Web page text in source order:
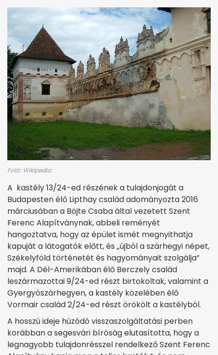
Fotó: Wikipedia
A kastély 13/24-ed részének a tulajdonjogát a
Budapesten élő Lipthay család adományozta 2016
márciusában a Böjte Csaba által vezetett Szent
Ferenc Alapítványnak, abbeli reményét
hangoztatva, hogy az épület ismét megnyithatja
kapuját a látogatók előtt, és „újból a szárhegyi népet,
Székelyföld történetét és hagyományait szolgálja”
majd. A Dél-Amerikában élő Berczely család
leszármazottai 9/24-ed részt birtokoltak, valamint a
Gyergyószárhegyen, a kastély közelében élő
Vormair család 2/24-ed részt örökölt a kastélyból.
A hosszú ideje húzódó visszaszolgáltatási perben
korábban a segesvári bíróság elutasította, hogy a
legnagyobb tulajdonrésszel rendelkező Szent Ferenc